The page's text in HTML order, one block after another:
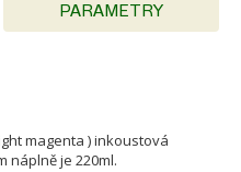
PARAMETRY
magenta ) inkoustová
náplně je 220ml.